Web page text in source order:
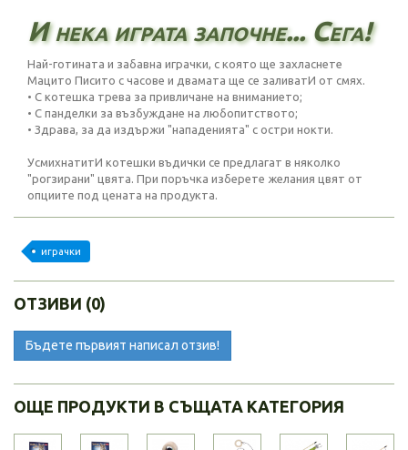
И нека играта започне... Сега!
Най-готината и забавна играчки, с която ще захласнете
Мацито Писито с часове и двамата ще се заливатИ от смях.
• С котешка трева за привличане на вниманието;
• С панделки за възбуждане на любопитството;
• Здрава, за да издържи "нападенията" с остри нокти.
УсмихнатитИ котешки въдички се предлагат в няколко
"рогзирани" цвята. При поръчка изберете желания цвят от
опциите под цената на продукта.
играчки
ОТЗИВИ (0)
Бъдете първият написал отзив!
ОЩЕ ПРОДУКТИ В СЪЩАТА КАТЕГОРИЯ